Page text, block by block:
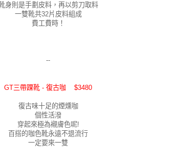
身則是手劃皮料，再以剪刀取料
一雙靴共32片皮料組成
費工費時！
--
GT三帶踝靴 - 復古咖 $3480
復古味十足的煙燻咖
個性活潑
穿起來極為襯膚色呢!
百搭的咖色靴永遠不退流行
一定要來一雙